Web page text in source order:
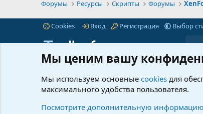
Форумы Ресурсы Скрипты Форумы
Cookies Вход Регистрация Выбор
iTnull.info - это популярный форум для веб-
мастеров любого уровня. Читать далее...
© 2021-2026 iTnull.info |XenForo® © 2026 XenForo Ltd.
Мы ценим вашу
Мы используем основные cookies для
максимального удобства пользователя.
Посмотрите дополнительную